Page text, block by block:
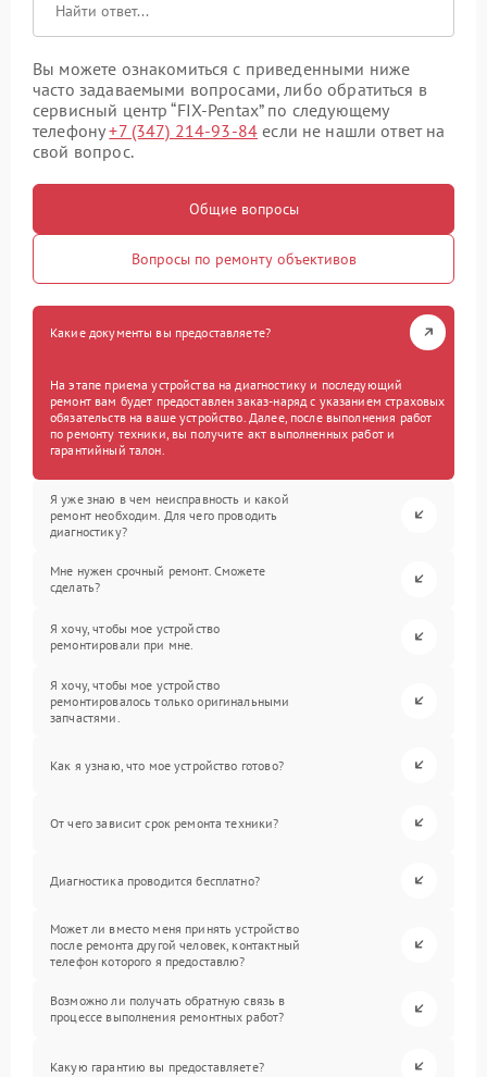
Вы можете ознакомиться с приведенными ниже
часто задаваемыми вопросами, либо обратиться в
сервисный центр “FIX-Pentax” по следующему
телефону+7 (347) 214-93-84 если не нашли ответ на
свой вопрос.
Общие вопросы
Вопросы по ремонту объективов
Какие документы вы предоставляете?
На этапе приема устройства на диагностику и последующий
ремонт вам будет предоставлен заказ-наряд с указанием страховых
обязательств на ваше устройство. Далее, после выполнения работ
по ремонту техники, вы получите акт выполненных работ и
гарантийный талон.
Я уже знаю в чем неисправность и какой
ремонт необходим. Для чего проводить
диагностику?
Мне нужен срочный ремонт. Сможете
сделать?
Я хочу, чтобы мое устройство
ремонтировали при мне.
Я хочу, чтобы мое устройство
ремонтировалось только оригинальными
запчастями.
Как я узнаю, что мое устройство готово?
От чего зависит срок ремонта техники?
Диагностика проводится бесплатно?
Может ли вместо меня принять устройство
после ремонта другой человек, контактный
телефон которого я предоставлю?
Возможно ли получать обратную связь в
процессе выполнения ремонтных работ?
Какую гарантию вы предоставляете?